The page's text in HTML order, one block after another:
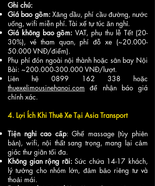
Ghi chú:
Giá bao gồm:Xăng dầu, phí cầu đường, nước
uống, wifi miễn phí. Tài xế tự túc ăn nghỉ.
Giá không bao gồm:VAT, phụ thu lễ Tết (20-
30%), vé tham quan, phí đỗ xe (~20.000-
50.000 VNĐ/điểm).
Phụ phí đón ngoài nội thành hoặc sân bay Nội
Bài: ~200.000-300.000 VNĐ/lượt.
Liên hệ0899 162 338 hoặc
thuexelimousinehanoi.com để nhận báo giá
chính xác.
4. Lợi Ích Khi Thuê Xe Tại Asia Transport
Tiện nghi cao cấp: Ghế massage (tùy phiên
bản), wifi, nội thất sang trọng, mang lại cảm
giác thư giãn tối đa.
Không gian rộng rãi:Sức chứa 14-17 khách,
lý tưởng cho nhóm lớn, đảm bảo riêng tư và
thoải mái.